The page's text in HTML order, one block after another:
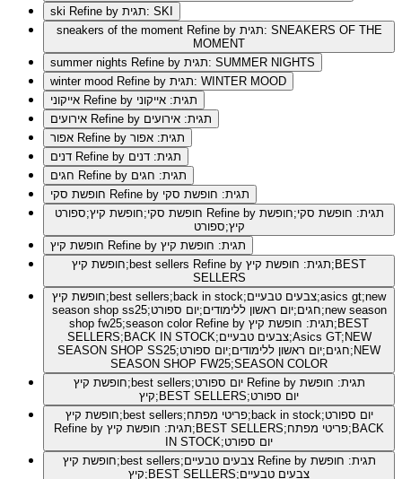
ski
Refine by תגית: SKI
sneakers of the moment Refine by תגית: SNEAKERS OF THE
MOMENT
summer nights
Refine by תגית: SUMMER NIGHTS
winter mood
Refine by תגית: WINTER MOOD
Refine by תגית: אייקוני
Refine by תגית: אירועים
Refine by תגית: אפור
Refine by תגית: דנים
Refine by תגית: חגים
Refine by תגית: חופשת סקי
Refine by תגית: חופשת סקי;חופשת
קיץ;ספורט
Refine by תגית: חופשת קיץ
חופשת קיץ;best sellers Refine by תגית: חופשת קיץ;BEST
SELLERS
חופשת קיץ;best sellers;back in stock;צבעים טבעיים;asics gt;new
season shop ss25;חגים;יום ראשון ללימודים;יום ספורט;new season
shop fw25;season color Refine by תגית: חופשת קיץ;BEST
SELLERS;BACK IN STOCK;צבעים טבעיים;Asics GT;NEW
SEASON SHOP SS25;חגים;יום ראשון ללימודים;יום ספורט;NEW
SEASON SHOP FW25;SEASON COLOR
חופשת קיץ;best sellers;יום ספורט Refine by תגית: חופשת
קיץ;BEST SELLERS;יום ספורט
חופשת קיץ;best sellers;פריטי מפתח;back in stock;יום ספורט
Refine by תגית: חופשת קיץ;BEST SELLERS;פריטי מפתח;BACK
IN STOCK;יום ספורט
חופשת קיץ;best sellers;צבעים טבעיים Refine by תגית: חופשת
קיץ;BEST SELLERS;צבעים טבעיים